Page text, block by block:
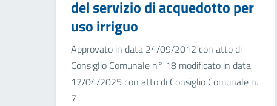
del servizio di acquedotto per
uso irriguo
Approvato in data 24/09/2012 con atto di
Consiglio Comunale n° 18 modificato in data
17/04/2025 con atto di Consiglio Comunale n.
7